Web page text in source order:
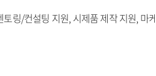
링/컨설팅 지원, 시제품 제작 지원, 마